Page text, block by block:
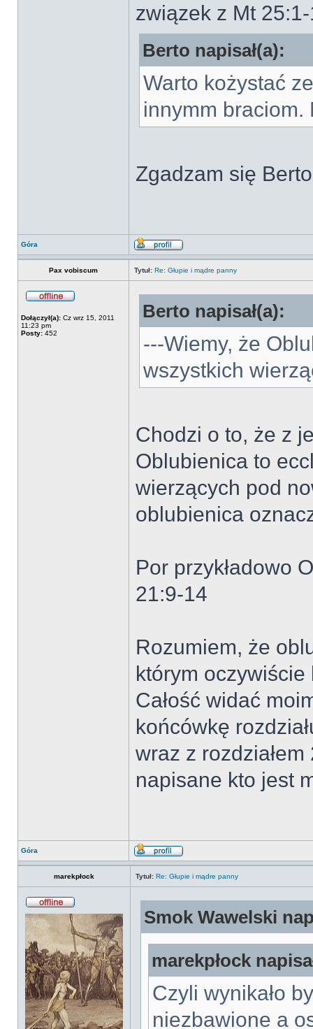
związek z Mt
Berto napisał(a):
Warto kożystać
innymm braciom.
Zgadzam się Berto
Góra
Pax vobiscum Tytuł: Re: Głupie i mądre panny
Dołączył(a): Cz wrz 15, 2011
11:23 pm
Posty: 452
Berto napisał(a):
---Wiemy, że
wszystkich
Chodzi o to, że z
Oblubienica to
wierzących pod
oblubienica
Por przykładowo
21:9-14
Rozumiem, że
którym oczywiście
Całość widać
końcówkę
wraz z
napisane kto jest
Góra
marekpłock Tytuł: Re: Głupie i mądre panny
Smok Wawelski
marekpłock
Czyli wynikało
niezbawione a